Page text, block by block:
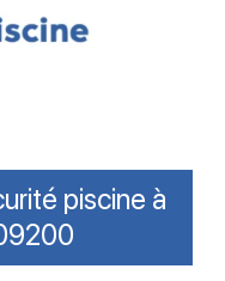
piscine à